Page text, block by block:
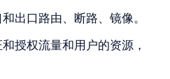
和出口路由、断路、镜像。
授权流量和用户的资源，